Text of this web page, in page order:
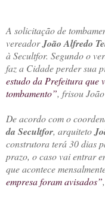
A solicitação de
vereadorJoão Alfredo
à Secultfor. Segundo o
faz a Cidade perder sua
estudo da Prefeitura que
tombamento”, frisou
De acordo com o
da Secultfor, arquiteto
construtora terá 30 dias
prazo, o caso vai entrar
que acontece
empresa foram avisados”